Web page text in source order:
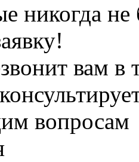
никогда не
вам в
вопросам